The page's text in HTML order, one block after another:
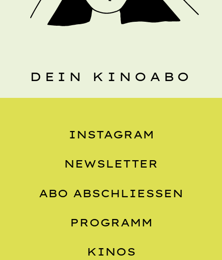
DEIN KINOABO
INSTAGRAM
NEWSLETTER
ABO ABSCHLIESSEN
PROGRAMM
KINOS